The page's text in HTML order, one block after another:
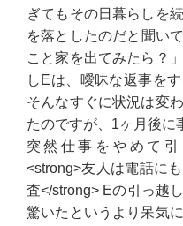
ぎてもその日暮らしを
を落としたのだと聞い
こと家を出てみたら？
しEは、曖昧な返事を
そんなすぐに状況は変
たのですが、1ヶ月後に
突然仕事をやめて
<strong>友人は電話に
査</strong> Eの引っ越
驚いたというより呆気